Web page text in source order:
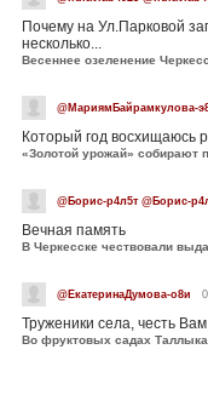
Почему на Ул.Парковой
несколько...
Весеннее озеленение
@МариямБайрамкулова-
Который год восхищаюсь
«Золотой урожай» собирают
@Борис-р4л5т @Борис-
Вечная память
@ЕкатеринаДумова-о8и
Труженики села, честь
Во фруктовых садах Таллыка